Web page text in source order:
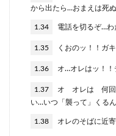
から出たら…おまえは死
1.34 電話を切るぞ…わ
1.35 くおのッ！！ガ
1.36 オ…オレはッ！！
1.37
オ オレは 何回
い…いつ「襲って」くる
1.38 オレのそばに近